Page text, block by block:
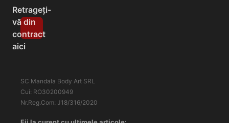
Retrageți-
vă din
contract
aici
SC Mandala Body Art SRL
Cui: RO30200949
Nr.Reg.Com: J18/316/2020